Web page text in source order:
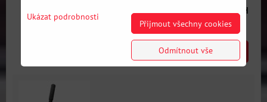
2791 Kčs DPH
ks DO KOŠÍKU
Ukázat podrobnosti
Přijmout všechny cookies
Odmítnout vše